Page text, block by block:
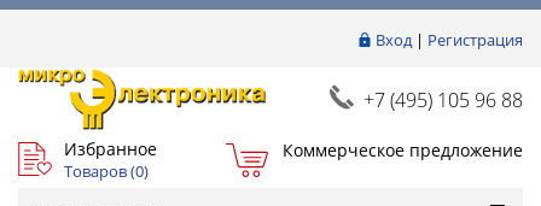
Вход| Регистрация
+7 (495) 105 96 88
Избранное
Товаров (0)
Коммерческое предложение